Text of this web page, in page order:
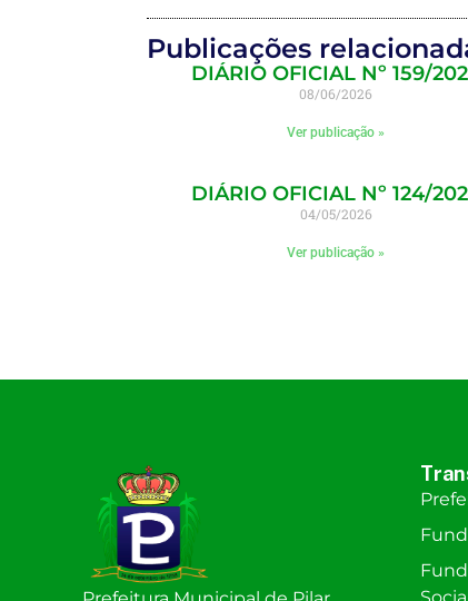
Publicações
DIÁRIO OFICIAL Nº 159/
08/06/2026
Ver publicação »
DIÁRIO OFICIAL Nº 124/
04/05/2026
Ver publicação »